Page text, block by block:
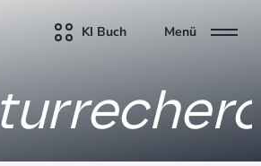
KI Buch Menü